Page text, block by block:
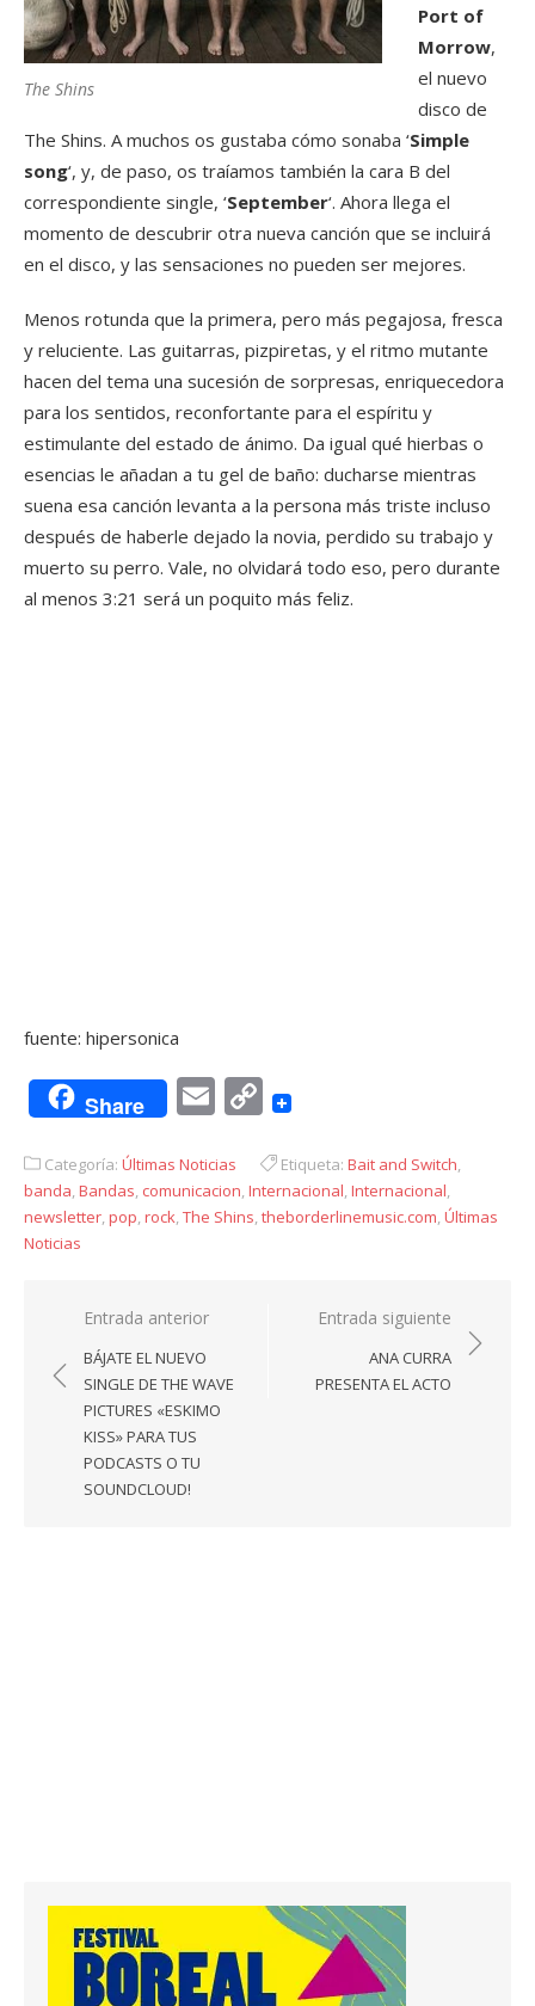
The Shins
Port of
Morrow,
el nuevo
disco de
The Shins. A muchos os gustaba cómo sonaba ‘Simple
song‘, y, de paso, os traíamos también la cara B del
correspondiente single, ‘September‘. Ahora llega el
momento de descubrir otra nueva canción que se incluirá
en el disco, y las sensaciones no pueden ser mejores.
Menos rotunda que la primera, pero más pegajosa, fresca
y reluciente. Las guitarras, pizpiretas, y el ritmo mutante
hacen del tema una sucesión de sorpresas, enriquecedora
para los sentidos, reconfortante para el espíritu y
estimulante del estado de ánimo. Da igual qué hierbas o
esencias le añadan a tu gel de baño: ducharse mientras
suena esa canción levanta a la persona más triste incluso
después de haberle dejado la novia, perdido su trabajo y
muerto su perro. Vale, no olvidará todo eso, pero durante
al menos 3:21 será un poquito más feliz.
fuente: hipersonica
Share EmailCopy
Categoría: Últimas Noticias Etiqueta: Bait and Switch,
banda,Bandas, comunicacion,Internacional,Internacional,
newsletter,pop,rock,The Shins,theborderlinemusic.com,Últimas
Noticias
Navegación
entradas
Entrada anterior
BÁJATE EL NUEVO
SINGLE DE THE WAVE
PICTURES «ESKIMO
KISS» PARA TUS
PODCASTS O TU
SOUNDCLOUD!
Entrada siguiente
ANA CURRA
PRESENTA EL ACTO